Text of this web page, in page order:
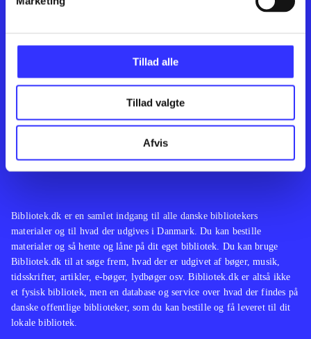
Tillad alle
Tillad valgte
Afvis Feedback
Bibliotek.dk er en samlet indgang til alle danske bibliotekers
materialer og til hvad der udgives i Danmark. Du kan bestille
materialer og så hente og låne på dit eget bibliotek. Du kan bruge
Bibliotek.dk til at søge frem, hvad der er udgivet af bøger, musik,
tidsskrifter, artikler, e-bøger, lydbøger osv. Bibliotek.dk er altså ikke
et fysisk bibliotek, men en database og service over hvad der findes på
danske offentlige biblioteker, som du kan bestille og få leveret til dit
lokale bibliotek.
Kontakt os
English
Artikler
Film
Musik
Noder